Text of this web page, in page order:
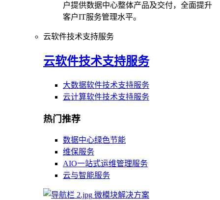
户提供数据中心整体产品及交付，全面提升
客户IT服务管理水平。
云软件技术支持服务
云软件技术支持服务
大数据软件技术支持服务
云计算软件技术支持服务
热门推荐
数据中心绿色节能
维保服务
AIO一站式运维管理服务
云与智能服务
微模块解决方案